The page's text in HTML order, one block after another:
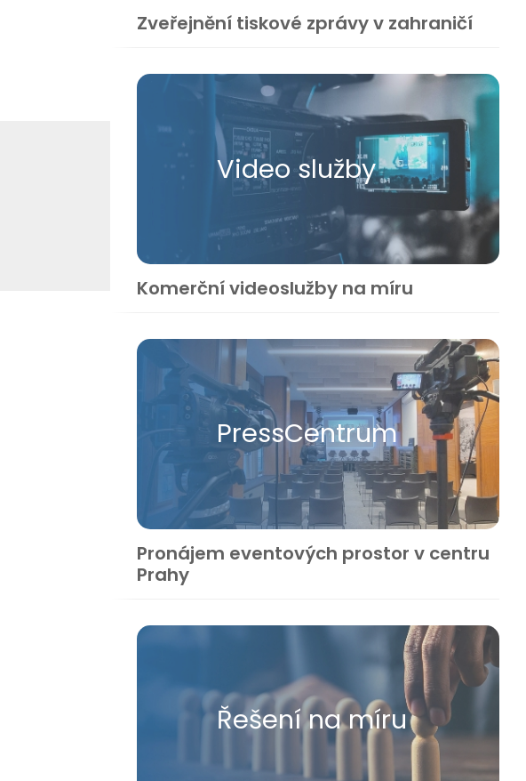
Zveřejnění tiskové zprávy v zahraničí
Video služby
Komerční videoslužby na míru
Press​Centrum
Pronájem eventových prostor v centru
Prahy
Řešení na míru